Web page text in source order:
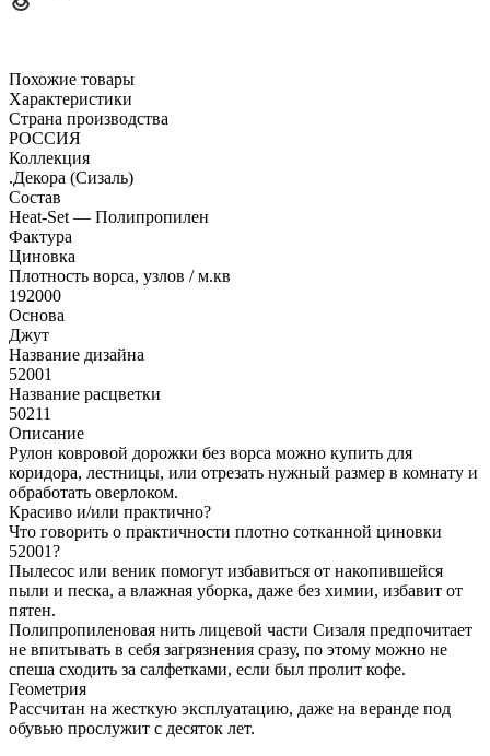
Похожие товары
Характеристики
Страна производства
РОССИЯ
Коллекция
.Декора (Сизаль)
Состав
Heat-Set — Полипропилен
Фактура
Циновка
Плотность ворса, узлов / м.кв
192000
Основа
Джут
Название дизайна
52001
Название расцветки
50211
Описание
Рулон ковровой дорожки без ворса можно купить для
коридора, лестницы, или отрезать нужный размер в комнату и
обработать оверлоком.
Красиво и/или практично?
Что говорить о практичности плотно сотканной циновки
52001?
Пылесос или веник помогут избавиться от накопившейся
пыли и песка, а влажная уборка, даже без химии, избавит от
пятен.
Полипропиленовая нить лицевой части Сизаля предпочитает
не впитывать в себя загрязнения сразу, по этому можно не
спеша сходить за салфетками, если был пролит кофе.
Геометрия
Рассчитан на жесткую эксплуатацию, даже на веранде под
обувью прослужит с десяток лет.